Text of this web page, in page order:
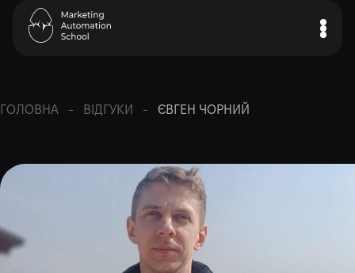
Почати навчання
ГОЛОВНА⠀-⠀ВІДГУКИ⠀-⠀ ЄВГЕН ЧОРНИЙ